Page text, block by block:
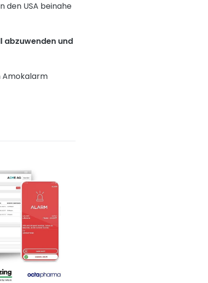
den USA beinahe
abzuwenden und
Amokalarm